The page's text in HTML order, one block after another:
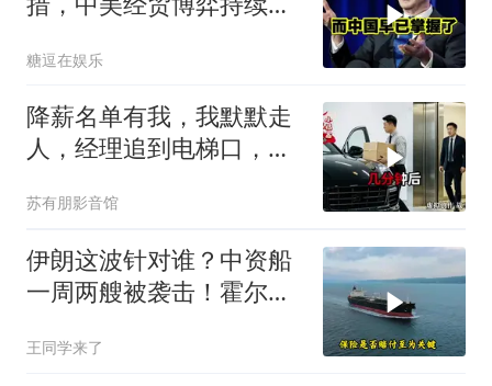
糖逗在娱乐
降薪名单有我，我默默走
人，经理追到电梯口，见
苏有朋影音馆
伊朗这波针对谁？中资船
一周两艘被袭击！霍尔木
彻底破灭！
王同学来了